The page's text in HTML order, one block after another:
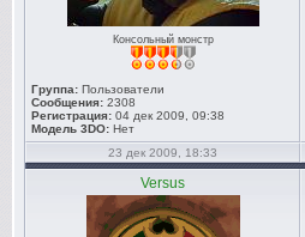
Консольный монстр
Группа: Пользователи
Сообщения: 2308
Регистрация: 04 дек 2009, 09:38
Модель 3DO: Нет
23 дек 2009, 18:33
Versus